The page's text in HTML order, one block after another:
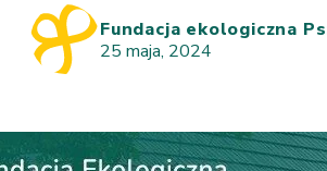
Fundacja ekologiczna
25 maja, 2024